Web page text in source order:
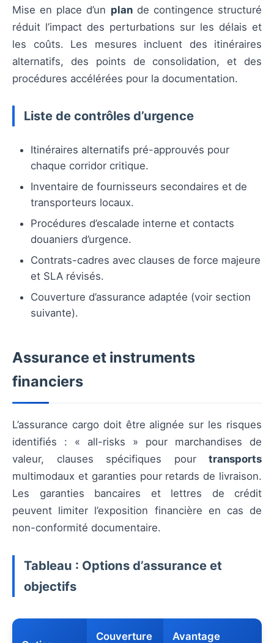
Mise en place d’un plande contingence structuré
réduit l’impact des perturbations sur les délais et
les coûts. Les mesures incluent des itinéraires
alternatifs, des points de consolidation, et des
procédures accélérées pour la documentation.
Liste de contrôles d’urgence
Itinéraires alternatifs pré-approuvés pour
chaque corridor critique.
Inventaire de fournisseurs secondaires et de
transporteurs locaux.
Procédures d’escalade interne et contacts
douaniers d’urgence.
Contrats-cadres avec clauses de force majeure
et SLA révisés.
Couverture d’assurance adaptée (voir section
suivante).
Assurance et instruments
financiers
L’assurance cargo doit être alignée sur les risques
identifiés : « all-risks » pour marchandises de
valeur, clauses spécifiques pour transports
multimodaux et garanties pour retards de livraison.
Les garanties bancaires et lettres de crédit
peuvent limiter l’exposition financière en cas de
non-conformité documentaire.
Tableau : Options d’assurance et
objectifs
Couverture Avantage